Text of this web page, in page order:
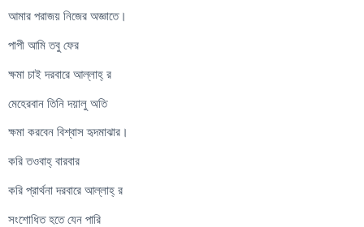
আমার পরাজয় নিজের অজ্ঞাতে।
পাপী আমি তবু ফের
ক্ষমা চাই দরবারে আল্লাহ্ র
মেহেরবান তিনি দয়ালু অতি
ক্ষমা করবেন বিশ্বাস হৃদমাঝার।
করি তওবাহ্ বারবার
করি প্রার্থনা দরবারে আল্লাহ্ র
সংশোধিত হতে যেন পারি